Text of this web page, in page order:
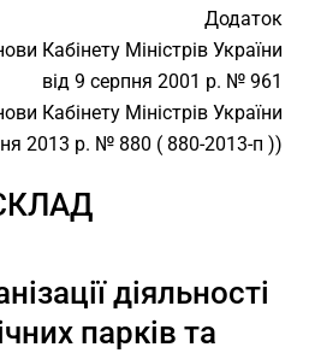
Додаток
Кабінету Міністрів України
від 9 серпня 2001 р. № 961
Кабінету Міністрів України
2013 р. № 880 ( 880-2013-п ))
діяльності
парків та